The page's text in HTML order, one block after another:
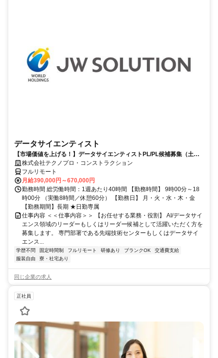
データサイエンティスト
【市場価値を上げる！】データサイエンティストPL/PL候補募集（土日
祝休）
株式会社テクノプロ・コンストラクション
フルリモート
月給390,000円～670,000円
勤務時間 総労働時間：1週あたり40時間 【勤務時間】 9時00分～18
時00分 （実働8時間／休憩60分） 【勤務日】 月・火・水・木・金
【勤務期間】長期 ★日勤専属
仕事内容 ＜＜仕事内容＞＞ 【お任せする業務・役割】 AI/データサイ
エンス領域のリーダーもしくはリーダー候補として活躍いただく方を
募集します。 専門部署である先端技術センターもしくはデータサイ
エンス...
学歴不問 固定時間制 フルリモート 研修あり ブランクOK
交通費支給
服装自由
寮・社宅あり
同じ企業の求人
正社員